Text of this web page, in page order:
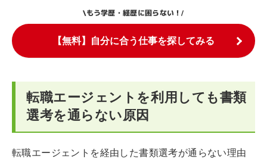
\もう学歴・経歴に困らない！/
【無料】自分に合う仕事を探してみる
転職エージェントを利用しても書類
選考を通らない原因
転職エージェントを経由した書類選考が通らない理由